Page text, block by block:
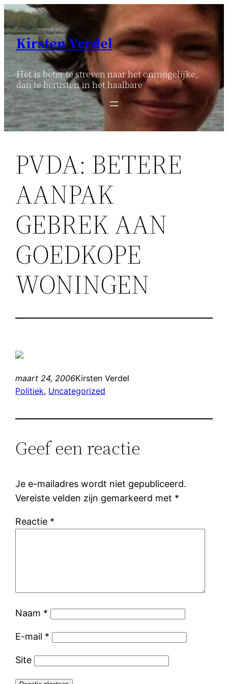
Ga
naar
inhoud
Kirsten Verdel
Het is beter te streven naar het onmogelijke,
dan te berusten in het haalbare
PVDA: BETERE
AANPAK
GEBREK AAN
GOEDKOPE
WONINGEN
maart 24, 2006Kirsten Verdel
Politiek, Uncategorized
Geef een reactie
Je e-mailadres wordt niet gepubliceerd.
Vereiste velden zijn gemarkeerd met *
Reactie *
Naam *
E-mail *
Site